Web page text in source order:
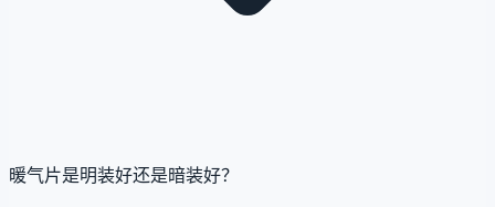
暖气片是明装好还是暗装好？